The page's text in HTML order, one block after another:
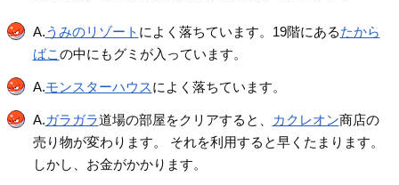
A.うみのリゾート によく落ちています。19階にあるたから
ばこ の中にもグミが入っています。
A.モンスターハウスによく落ちています。
A.ガラガラ道場の部屋をクリアすると、 カクレオン商店の
売り物が変わります。 それを利用すると早くたまります。
しかし、お金がかかります。